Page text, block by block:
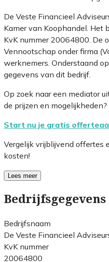
De Veste Financieel
Kamer van Koophandel. Het
KvK nummer 20064800. De
Vennootschap onder firma
werknemers. Onderstaand
gegevens van dit bedrijf.
Op zoek naar een mediator
de prijzen en mogelijkheden?
Start nu je gratis
Vergelijk vrijblijvend offertes
kosten!
Lees meer
Bedrijfsgegevens
Bedrijfsnaam
De Veste Financieel
KvK nummer
20064800